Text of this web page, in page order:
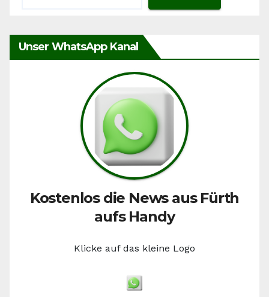
Unser WhatsApp Kanal
Kostenlos die News aus Fürth
aufs Handy
Klicke auf das kleine Logo